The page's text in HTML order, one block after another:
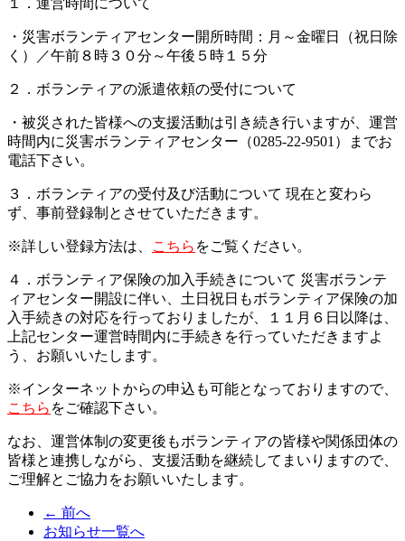
・災害ボランティアセンター開所時間：月～金曜日（祝日除
く）／午前８時３０分～午後５時１５分
２．ボランティアの派遣依頼の受付について
・被災された皆様への支援活動は引き続き行いますが、運営
時間内に災害ボランティアセンター（0285-22-9501）までお
電話下さい。
３．ボランティアの受付及び活動について 現在と変わら
ず、事前登録制とさせていただきます。
※詳しい登録方法は、 こちら をご覧ください。
４．ボランティア保険の加入手続きについて 災害ボランテ
ィアセンター開設に伴い、土日祝日もボランティア保険の加
入手続きの対応を行っておりましたが、１１月６日以降は、
上記センター運営時間内に手続きを行っていただきますよ
う、お願いいたします。
※インターネットからの申込も可能となっておりますので、
こちら をご確認下さい。
なお、運営体制の変更後もボランティアの皆様や関係団体の
皆様と連携しながら、支援活動を継続してまいりますので、
ご理解とご協力をお願いいたします。
← 前へ
お知らせ一覧へ